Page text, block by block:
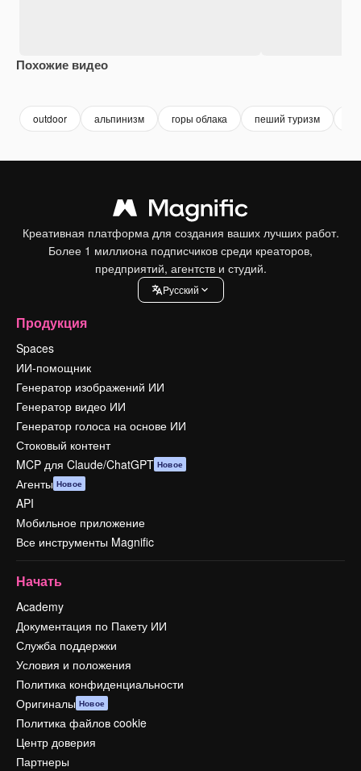
Похожие видео
outdoor альпинизм горы облака пеший туризм
Креативная платформа для создания ваших лучших работ.
Более 1 миллиона подписчиков среди креаторов,
предприятий, агентств и студий.
Pусский
Продукция
Spaces
ИИ-помощник
Генератор изображений ИИ
Генератор видео ИИ
Генератор голоса на основе ИИ
Стоковый контент
MCP для Claude/ChatGPT Новое
Агенты Новое
API
Мобильное приложение
Все инструменты Magnific
Начать
Academy
Документация по Пакету ИИ
Служба поддержки
Условия и положения
Политика конфиденциальности
Оригиналы Новое
Политика файлов cookie
Центр доверия
Партнеры